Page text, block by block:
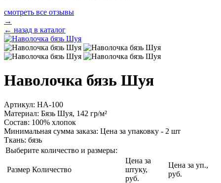
смотреть все отзывы
→
← назад в каталог
Наволочка бязь Шуя
Артикул: НА-100
Материал: Бязь Шуя, 142 гр/м²
Состав: 100% хлопок
Минимальная сумма заказа: Цена за упаковку - 2 шт
Ткань: бязь
Выберите количество и размеры:
Размер Количество
Цена за
штуку,
руб.
Цена за уп.,
руб.